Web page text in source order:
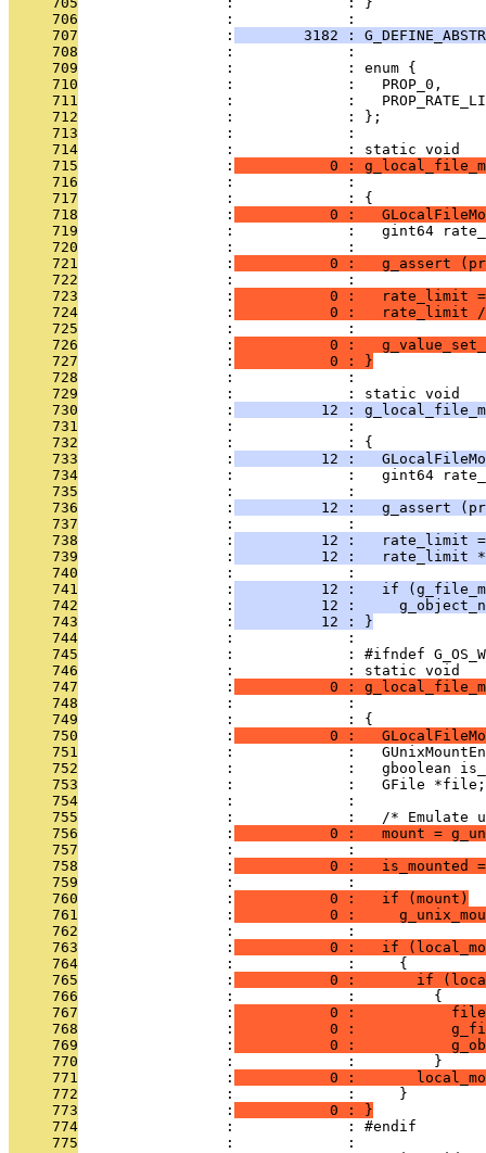
     706
                 :             :
     707
                 :
3182 :
     708
                 :             :
     709
                 :             : enum {
     710
                 :             :   PROP_0,
     711
:             :
     712
                 :             : };
     713
                 :             :
     714
                 :             : static void
     715
                 :
0 :
     716
:             :
     717
                 :             : {
     718
                 :
0 :
     719
:             :   gint64
     720
                 :             :
     721
                 :
0 :   g_assert
     722
                 :             :
     723
                 :
0 :   rate_limit
     724
                 :
0 :   rate_limit
     725
                 :             :
     726
                 :
0 :
     727
                 :
           0 : }
     728
                 :             :
     729
                 :             : static void
     730
                 :
12 :
     731
:             :
     732
                 :             : {
     733
                 :
12 :
     734
:             :   gint64
     735
                 :             :
     736
                 :
12 :   g_assert
     737
                 :             :
     738
                 :
12 :   rate_limit
     739
                 :
12 :   rate_limit
     740
                 :             :
     741
                 :
12 :   if
     742
                 :
12 :
     743
                 :
          12 : }
     744
                 :             :
     745
:             : #ifndef
     746
                 :             : static void
     747
                 :
0 :
     748
:             :
     749
                 :             : {
     750
                 :
0 :
     751
:             :
     752
:             :   gboolean
     753
                 :             :   GFile *file;
     754
                 :             :
     755
:             :   /* Emulate
     756
                 :
0 :   mount =
     757
                 :             :
     758
                 :
0 :   is_mounted
     759
                 :             :
     760
                 :
           0 :   if (mount)
     761
                 :
0 :
     762
                 :             :
     763
                 :
0 :   if
     764
                 :             :     {
     765
                 :
0 :       if
     766
                 :             :         {
     767
                 :
0 :
     768
                 :
0 :
     769
                 :
0 :
     770
                 :             :         }
     771
                 :
0 :
     772
                 :             :     }
     773
                 :
           0 : }
     774
                 :             : #endif
     775
                 :             :